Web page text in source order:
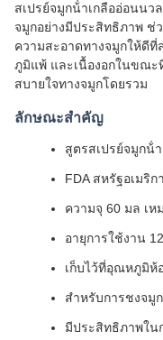
สเปรย์จมูกน้ําเกลืออ่อนน
จมูกอย่างมีประสิทธิภาพ ช่
ความสะอาดทางจมูกให้ดีที่
ภูมิแพ้ และเนื้องอกในขณะ
สบายใจทางจมูกโดยรวม
ลักษณะสําคัญ
สูตรสเปรย์จมูกน้ํ
FDA สหรัฐอเมริ
ความจุ 60 มล เห
อายุการใช้งาน
เก็บไว้ที่อุณหภูมิห้
สําหรับการชงจมู
มีประสิทธิภาพใน